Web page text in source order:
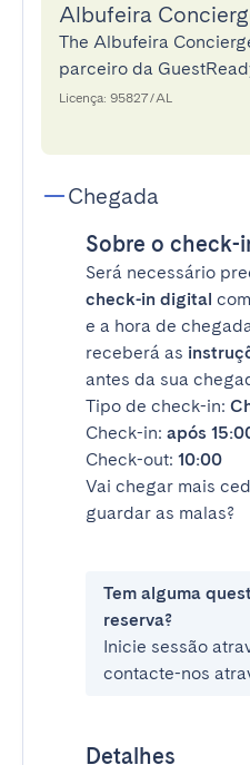
Albufeira
The Albufeira
parceiro da
Licença: 95827/AL
Chegada
Sobre o check-
Será necessário
check-in digital
e a hora de
receberá as
antes da sua
Tipo de check-in:
Check-in: após
Check-out: 10:00
Vai chegar mais
guardar as malas?
Tem alguma
reserva?
Inicie sessão
contacte-nos
Detalhes